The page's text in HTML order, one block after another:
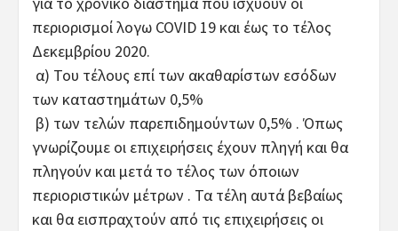
περιορισμοί λογω COVID 19 και έως το τέλος
Δεκεμβρίου 2020.
α) Του τέλους επί των ακαθαρίστων εσόδων
των καταστημάτων 0,5%
β) των τελών παρεπιδημούντων 0,5% . Όπως
γνωρίζουμε οι επιχειρήσεις έχουν πληγή και θα
πληγούν και μετά το τέλος των όποιων
περιοριστικών μέτρων . Τα τέλη αυτά βεβαίως
και θα εισπραχτούν από τις επιχειρήσεις οι